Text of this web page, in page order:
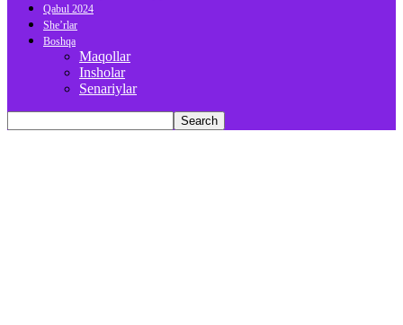
Qabul 2024
She’rlar
Boshqa
Maqollar
Insholar
Senariylar